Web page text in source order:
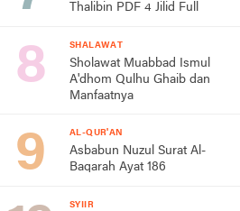
Thalibin PDF 4 Jilid Full
SHALAWAT
Sholawat Muabbad Ismul
A'dhom Qulhu Ghaib dan
Manfaatnya
AL-QUR'AN
Asbabun Nuzul Surat Al-
Baqarah Ayat 186
SYIIR